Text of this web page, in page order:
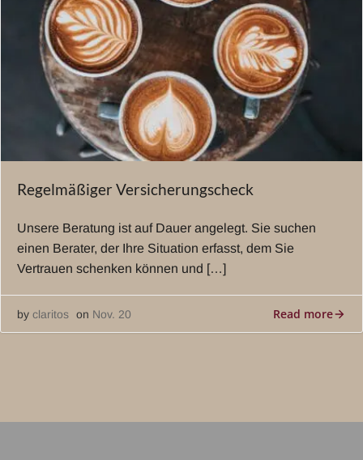
Regelmäßiger Versicherungscheck
Unsere Beratung ist auf Dauer angelegt. Sie suchen
einen Berater, der Ihre Situation erfasst, dem Sie
Vertrauen schenken können und […]
by claritos on Nov. 20 Read more